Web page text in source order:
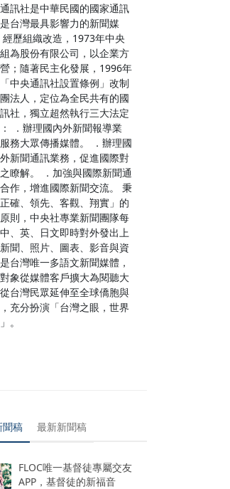
訊社是中華民國的國家通訊
台灣最具影響力的新聞媒
經歷組織改造，1973年中央
為股份有限公司，以企業方
；隨著民主化發展，1996年
中央通訊社設置條例」改制
法人，定位為全民共有的國
社，獨立超然執行三大法定
．辦理國內外新聞報導業
務大眾傳播媒體。 ．辦理國
新聞通訊業務，促進國際對
瞭解。 ．加強與國際新聞通
作，增進國際新聞交流。 秉
確、領先、客觀、翔實」的
則，中央社專業新聞團隊每
、英、日文即時對外發出上
聞、照片、圖表、影音與資
台灣唯一多語文新聞媒體，
象從媒體客戶擴大為閱聽大
台灣民眾延伸至全球僑胞與
充分扮演「台灣之眼，世界
。
聞稿 最新新聞稿
FLOC唯一基督徒專屬交友
APP，基督徒的新福音